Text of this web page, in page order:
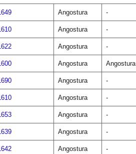
Angostura -
Angostura -
Angostura -
Angostura Angostura
Angostura -
Angostura -
Angostura -
Angostura -
Angostura -